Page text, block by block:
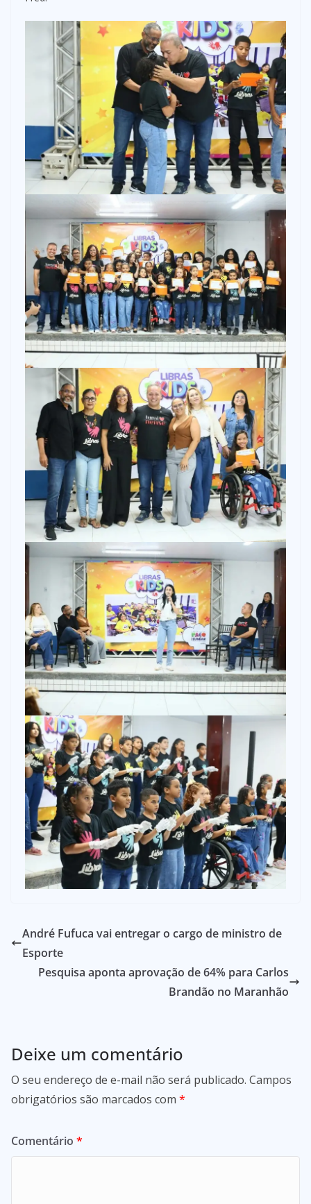
André Fufuca vai entregar o cargo de ministro de
Esporte
Pesquisa aponta aprovação de 64% para Carlos
Brandão no Maranhão
Deixe um comentário
O seu endereço de e-mail não será publicado. Campos
obrigatórios são marcados com *
Comentário *